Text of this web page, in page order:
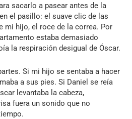
sacarlo a pasear antes de la
el pasillo: el suave clic de las
mi hijo, el roce de la correa. Por
estaba demasiado
la respiración desigual de Óscar.
Si mi hijo se sentaba a hacer
a sus pies. Si Daniel se reía
levantaba la cabeza,
fuera un sonido que no